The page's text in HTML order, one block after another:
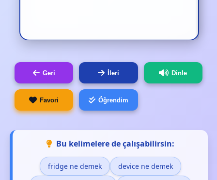
Geri İleri Dinle
Favori Öğrendim
Bu kelimelere de çalışabilirsin:
fridge ne demek device ne demek